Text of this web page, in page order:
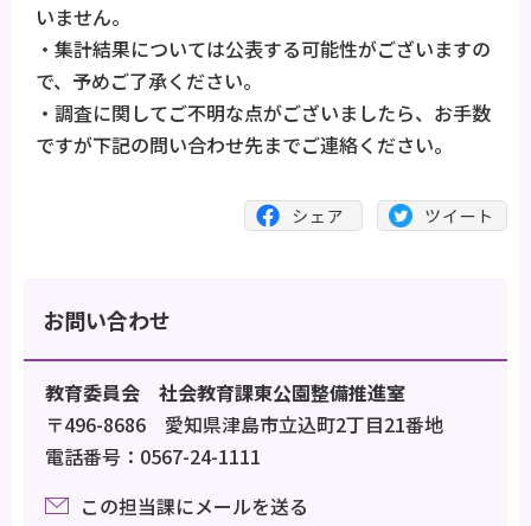
いません。
・集計結果については公表する可能性がございますの
で、予めご了承ください。
・調査に関してご不明な点がございましたら、お手数
ですが下記の問い合わせ先までご連絡ください。
お問い合わせ
教育委員会 社会教育課東公園整備推進室
〒496-8686 愛知県津島市立込町2丁目21番地
電話番号：0567-24-1111
この担当課にメールを送る